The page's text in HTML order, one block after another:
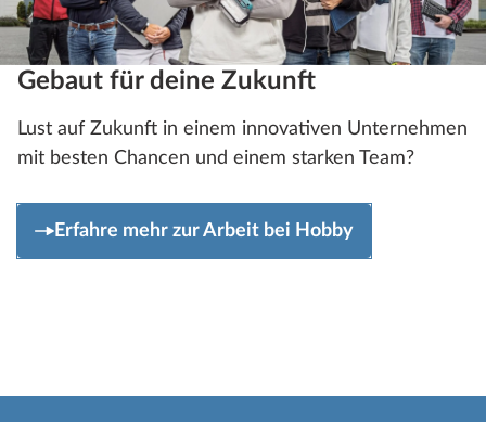
Gebaut für deine Zukunft
Lust auf Zukunft in einem innovativen Unternehmen
mit besten Chancen und einem starken Team?
Erfahre mehr zur Arbeit bei Hobby